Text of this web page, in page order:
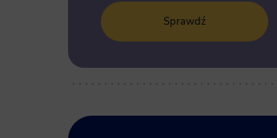
Sprawdź